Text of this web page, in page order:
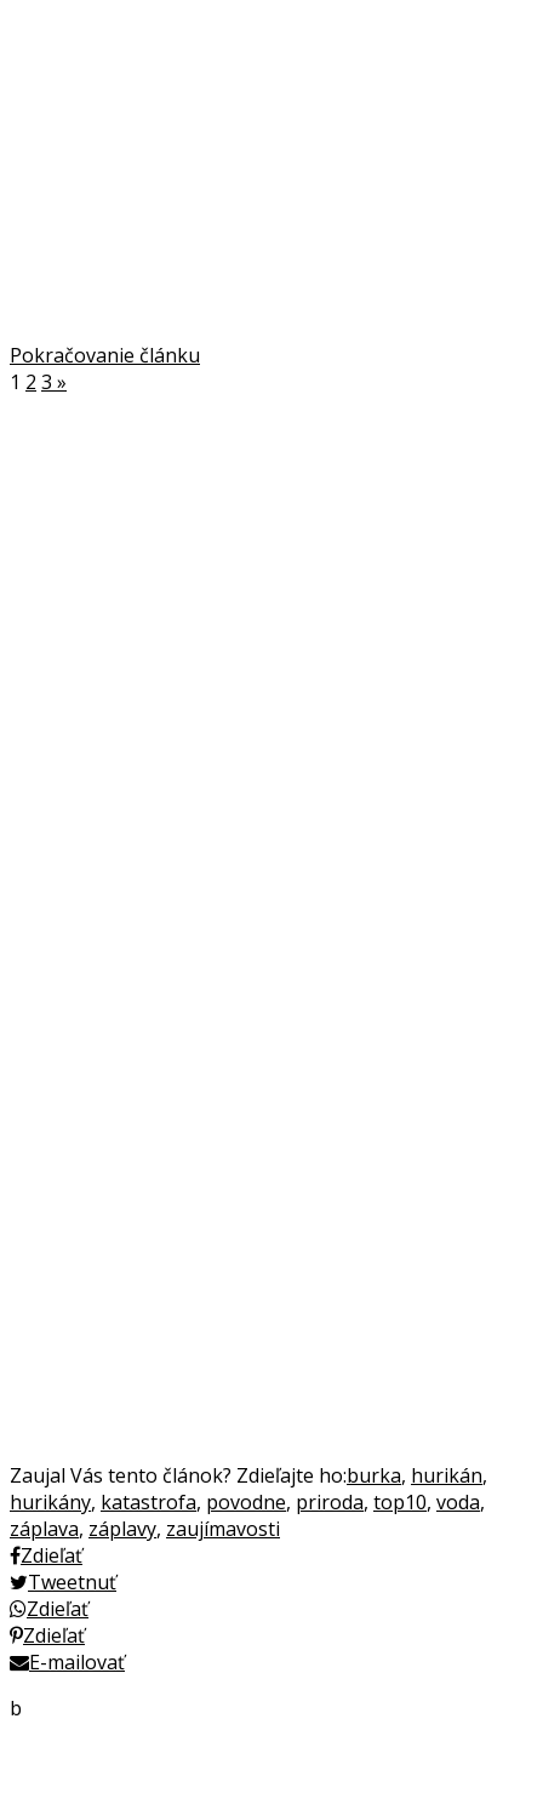
Pokračovanie článku
1 2 3 »
Zaujal Vás tento článok? Zdieľajte ho:burka, hurikán,
hurikány, katastrofa, povodne, priroda, top10, voda,
záplava, záplavy, zaujímavosti
Zdieľať
Tweetnuť
Zdieľať
Zdieľať
E-mailovať
b